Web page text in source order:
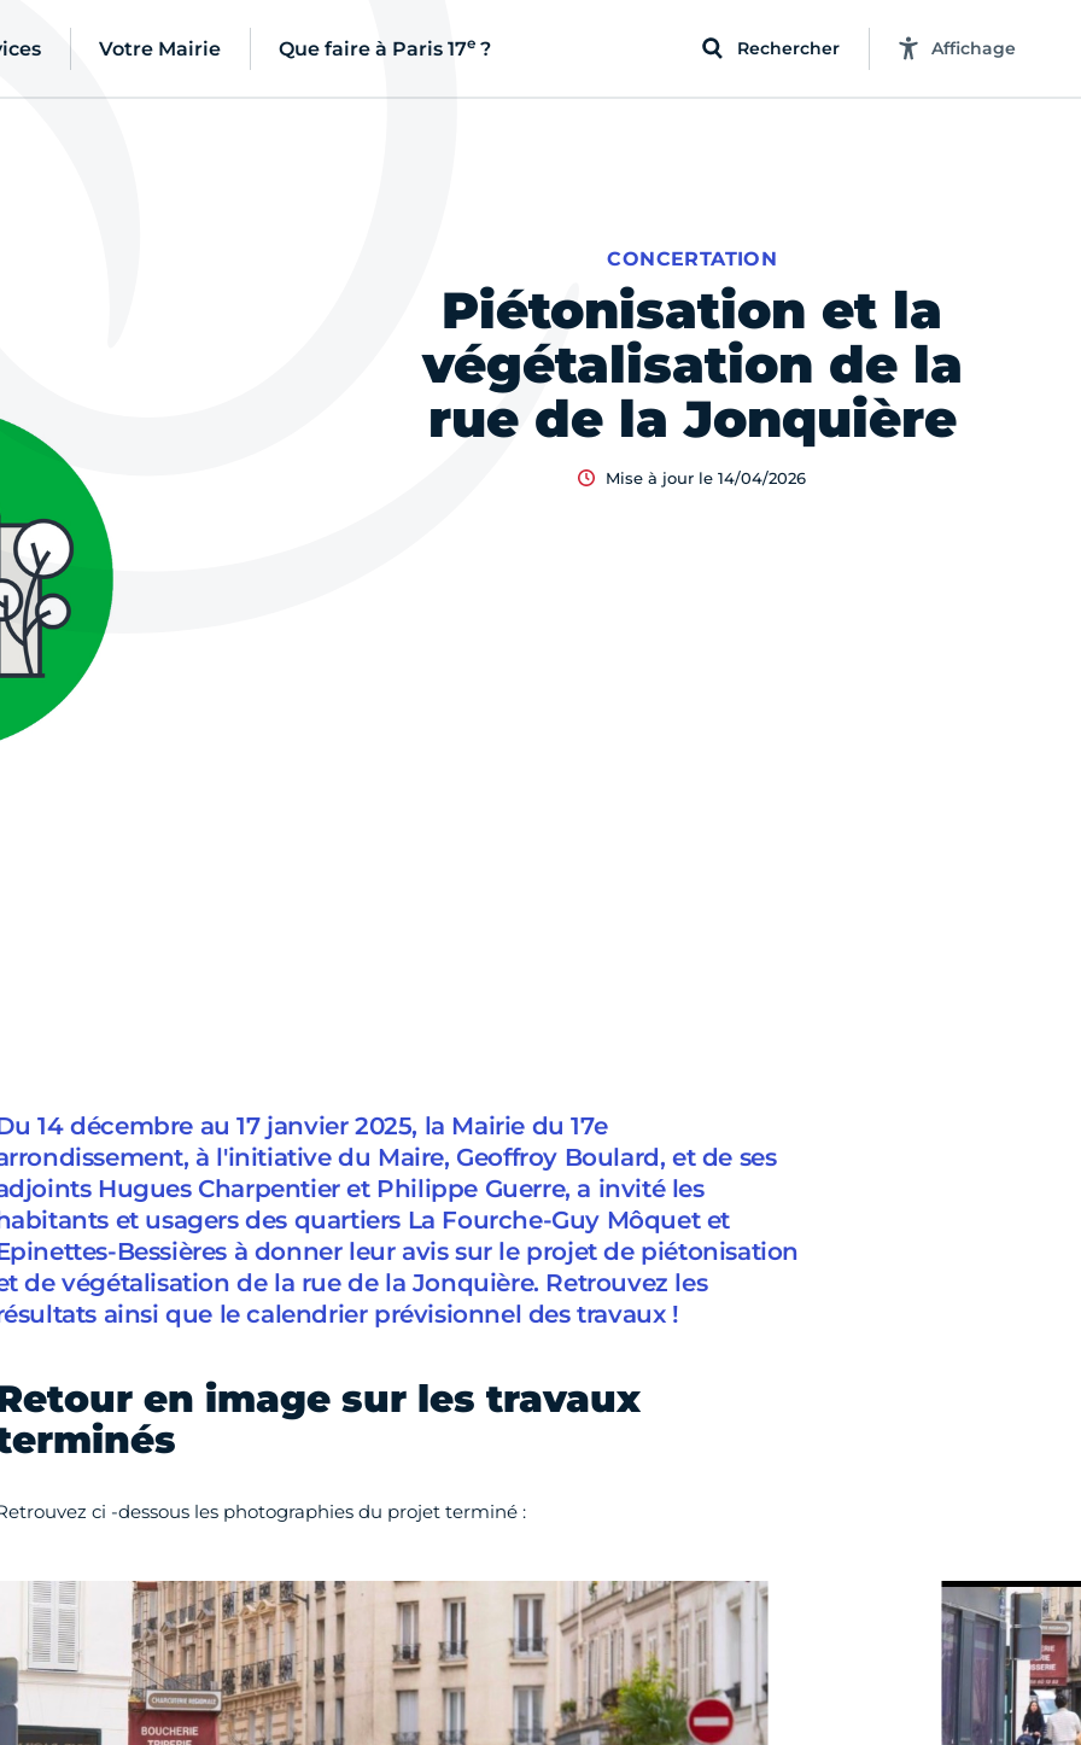
Votre Mairie Que faire à Paris 17e ? Rechercher Affichage
Piétonisation et la
végétalisation de la
rue de la Jonquière
CONCERTATION
Mise à jour le 14/04/2026
14 décembre au 17 janvier 2025, la Mairie du 17e
à l'initiative du Maire, Geoffroy Boulard, et de ses
Hugues Charpentier et Philippe Guerre, a invité les
et usagers des quartiers La Fourche-Guy Môquet et
Bessières à donner leur avis sur le projet de piétonisation
de végétalisation de la rue de la Jonquière. Retrouvez les
ainsi que le calendrier prévisionnel des travaux !
en image sur les travaux
ci -dessous les photographies du projet terminé :